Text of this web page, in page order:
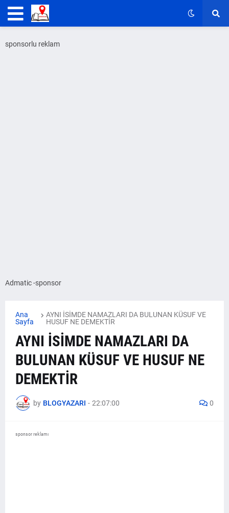
sponsorlu reklam
Admatic -sponsor
Ana
Sayfa
AYNI İSİMDE NAMAZLARI DA BULUNAN KÜSUF VE
HUSUF NE DEMEKTİR
AYNI İSİMDE NAMAZLARI DA
BULUNAN KÜSUF VE HUSUF NE
DEMEKTİR
by BLOGYAZARI - 22:07:00 0
sponsor reklamı